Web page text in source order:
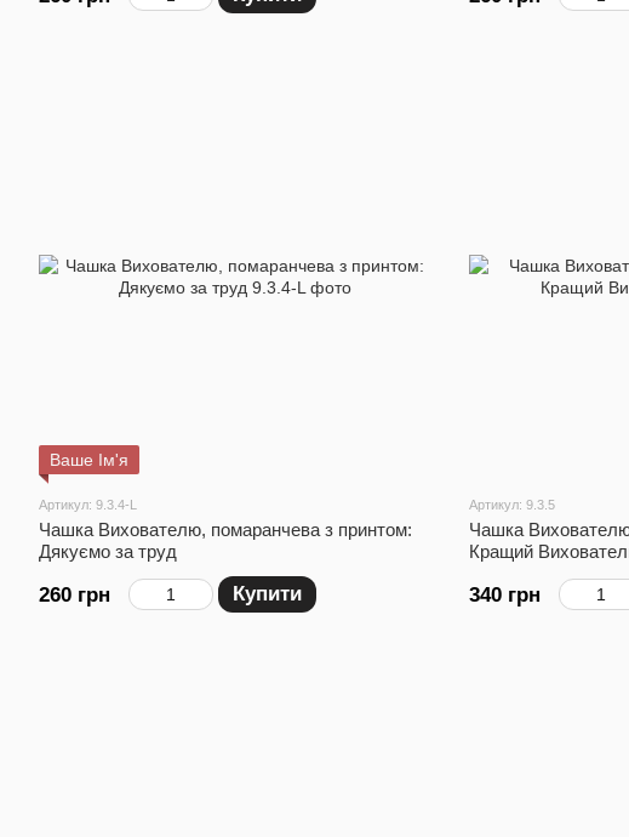
Ваше Ім'я
Артикул: 9.3.4-L
Чашка Вихователю, помаранчева з принтом:
Дякуємо за труд
260 грн Купити
Артикул: 9.3.5
Чашка
Кращий
340 грн